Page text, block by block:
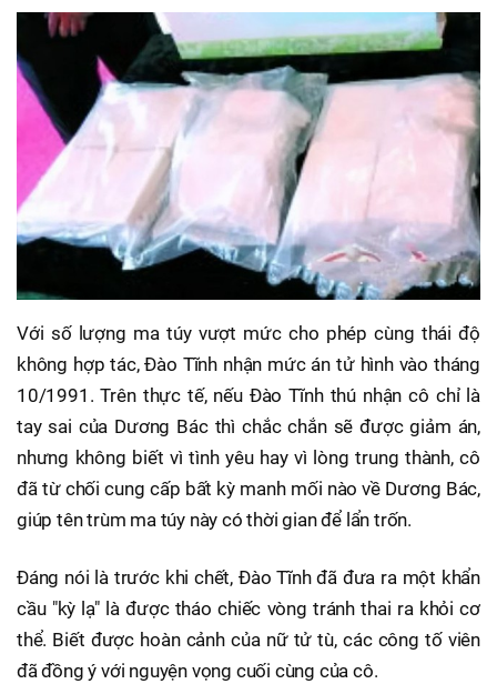
Với số lượng ma túy vượt mức cho phép cùng thái độ
không hợp tác, Đào Tĩnh nhận mức án tử hình vào tháng
10/1991. Trên thực tế, nếu Đào Tĩnh thú nhận cô chỉ là
tay sai của Dương Bác thì chắc chắn sẽ được giảm án,
nhưng không biết vì tình yêu hay vì lòng trung thành, cô
đã từ chối cung cấp bất kỳ manh mối nào về Dương Bác,
giúp tên trùm ma túy này có thời gian để lẩn trốn.
Đáng nói là trước khi chết, Đào Tĩnh đã đưa ra một khẩn
cầu "kỳ lạ" là được tháo chiếc vòng tránh thai ra khỏi cơ
thể. Biết được hoàn cảnh của nữ tử tù, các công tố viên
đã đồng ý với nguyện vọng cuối cùng của cô.